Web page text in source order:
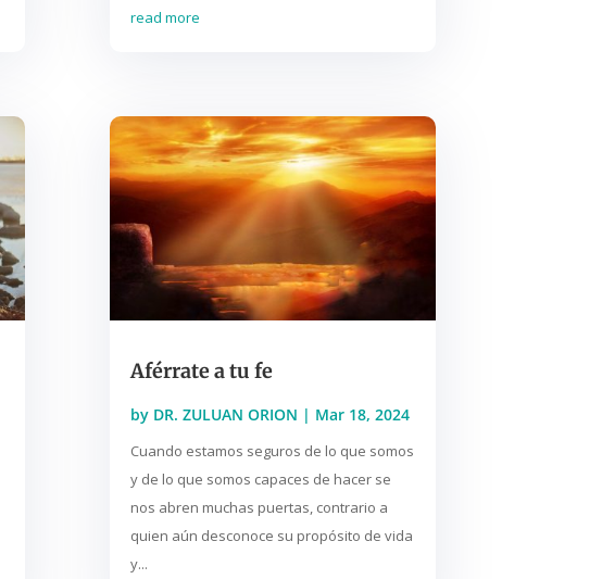
read more
Aférrate a tu fe
by DR. ZULUAN ORION | Mar 18, 2024
Cuando estamos seguros de lo que somos
y de lo que somos capaces de hacer se
nos abren muchas puertas, contrario a
quien aún desconoce su propósito de vida
y...